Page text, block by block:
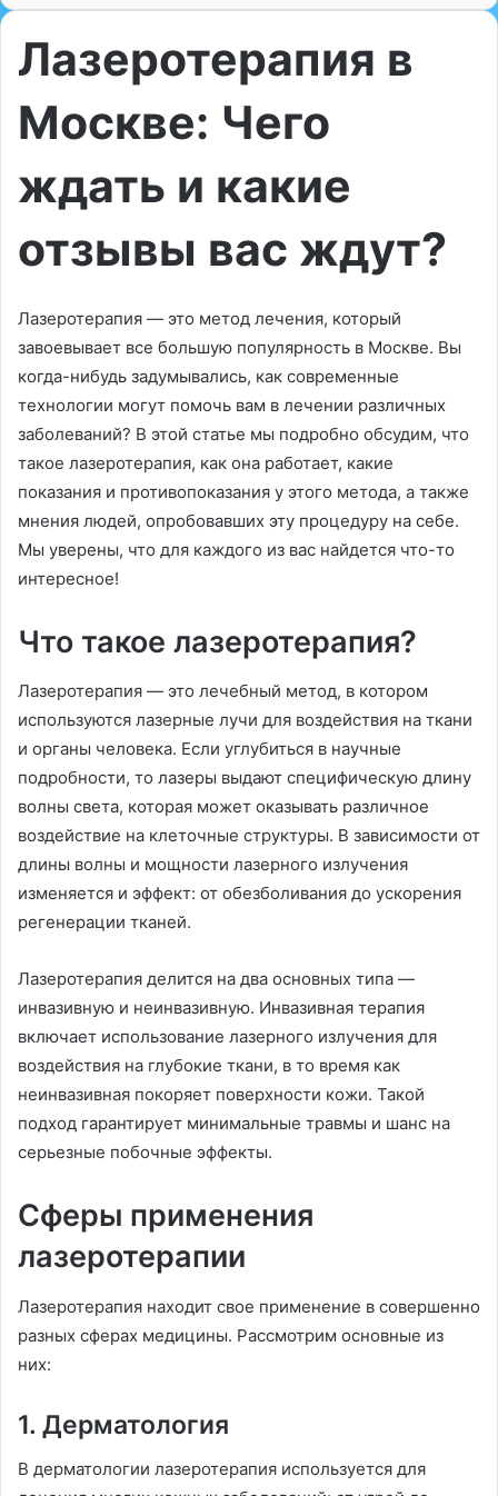
Лазеротерапия в
Москве: Чего
ждать и какие
отзывы вас ждут?
Лазеротерапия — это метод лечения, который
завоевывает все большую популярность в Москве. Вы
когда-нибудь задумывались, как современные
технологии могут помочь вам в лечении различных
заболеваний? В этой статье мы подробно обсудим, что
такое лазеротерапия, как она работает, какие
показания и противопоказания у этого метода, а также
мнения людей, опробовавших эту процедуру на себе.
Мы уверены, что для каждого из вас найдется что-то
интересное!
Что такое лазеротерапия?
Лазеротерапия — это лечебный метод, в котором
используются лазерные лучи для воздействия на ткани
и органы человека. Если углубиться в научные
подробности, то лазеры выдают специфическую длину
волны света, которая может оказывать различное
воздействие на клеточные структуры. В зависимости от
длины волны и мощности лазерного излучения
изменяется и эффект: от обезболивания до ускорения
регенерации тканей.
Лазеротерапия делится на два основных типа —
инвазивную и неинвазивную. Инвазивная терапия
включает использование лазерного излучения для
воздействия на глубокие ткани, в то время как
неинвазивная покоряет поверхности кожи. Такой
подход гарантирует минимальные травмы и шанс на
серьезные побочные эффекты.
Сферы применения
лазеротерапии
Лазеротерапия находит свое применение в совершенно
разных сферах медицины. Рассмотрим основные из
них:
1. Дерматология
В дерматологии лазеротерапия используется для